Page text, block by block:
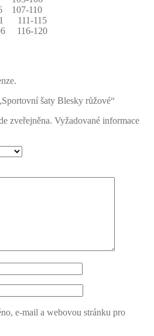
110
111-115
116-120
šaty Blesky růžové“
zveřejněna. Vyžadované informace
e-mail a webovou stránku pro